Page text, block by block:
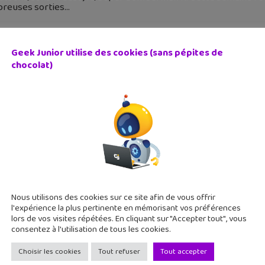
sorties
expliquée aux ados : le youtubeur
présidentielle, tous les médias en parlent. Le youtubeur
de cette élection vraiment pas comme les autres. C'est
: une mise à jour intègre une boutique de filtres
Geek Junior utilise des cookies (sans pépites de
chocolat)
Nous utilisons des cookies sur ce site afin de vous offrir
l'expérience la plus pertinente en mémorisant vos préférences
lors de vos visites répétées. En cliquant sur "Accepter tout", vous
consentez à l'utilisation de tous les cookies.
Choisir les cookies Tout refuser Tout accepter